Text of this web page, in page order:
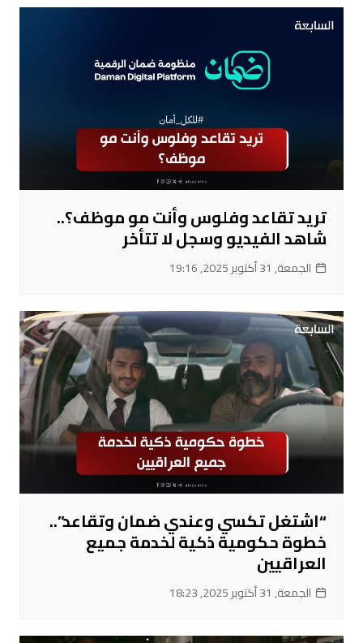
تريد تقاعد وفلوس وأنت مو موظف؟..
شاهد الفيديو وسجل لا تتأخر
الجمعة, 31 أكتوبر 2025, 19:16
“اشتغل تكسي وعندي ضمان وتقاعد”..
خطوة حكومية ذكية لخدمة جميع
العراقيين
الجمعة, 31 أكتوبر 2025, 18:23